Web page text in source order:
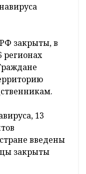
закрыты, в
регионах
13
введены
закрыты